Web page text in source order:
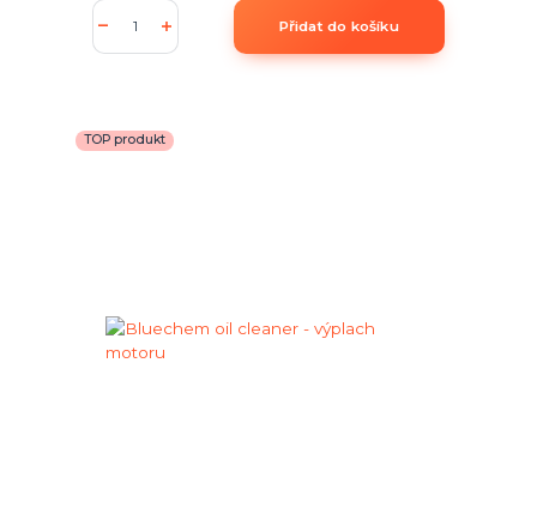
Přidat do košíku
TOP produkt